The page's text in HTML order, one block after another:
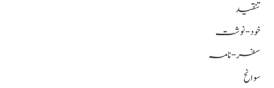
تنقید
خود-نوشت
سفر-نامہ
سوانح